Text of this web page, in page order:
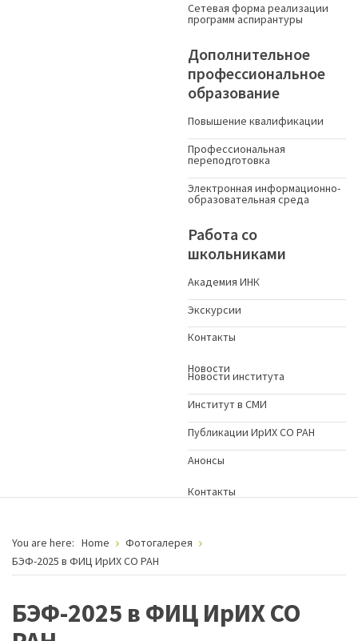
Сетевая форма реализации
программ аспирантуры
Дополнительное
профессиональное
образование
Повышение квалификации
Профессиональная
переподготовка
Электронная информационно-
образовательная среда
Работа со
школьниками
Академия ИНК
Экскурсии
Контакты
Новости
Новости института
Институт в СМИ
Публикации ИрИХ СО РАН
Анонсы
Контакты
You are here: Home
Фотогалерея
БЭФ-2025 в ФИЦ ИрИХ СО РАН
БЭФ-2025 в ФИЦ ИрИХ СО